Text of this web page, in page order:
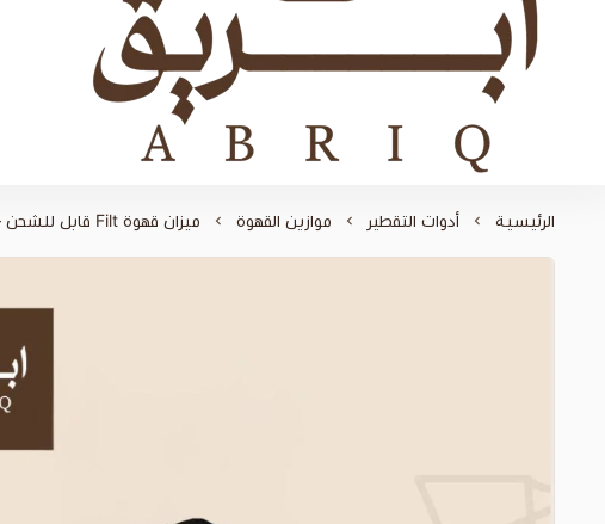
الرئيسية أدوات التقطير موازين القهوة ميزان قهوة Filt قابل للشحن – دقة 0.1 جم